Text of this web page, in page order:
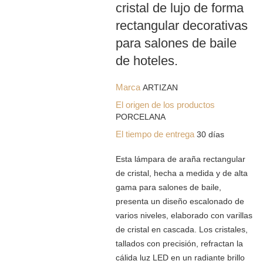
cristal de lujo de forma
rectangular decorativas
para salones de baile
de hoteles.
MarcaARTIZAN
El origen de los productos
PORCELANA
El tiempo de entrega30 días
Esta lámpara de araña rectangular
de cristal, hecha a medida y de alta
gama para salones de baile,
presenta un diseño escalonado de
varios niveles, elaborado con varillas
de cristal en cascada. Los cristales,
tallados con precisión, refractan la
cálida luz LED en un radiante brillo